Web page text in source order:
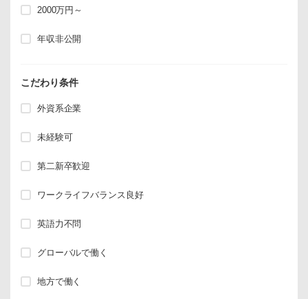
2000万円～
年収非公開
こだわり条件
外資系企業
未経験可
第二新卒歓迎
ワークライフバランス良好
英語力不問
グローバルで働く
地方で働く